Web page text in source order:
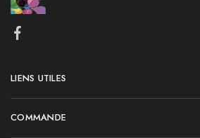
LIENS UTILES
COMMANDE